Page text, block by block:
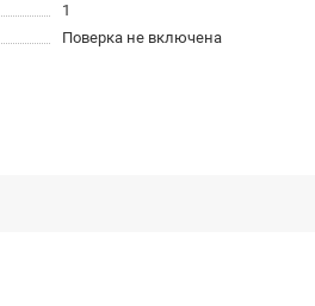
1
Поверка не включена